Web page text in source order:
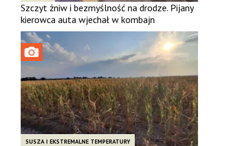
Szczyt żniw i bezmyślność na drodze. Pijany
kierowca auta wjechał w kombajn
SUSZA I EKSTREMALNE TEMPERATURY